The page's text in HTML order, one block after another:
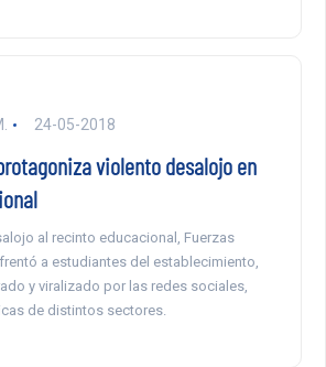
24-05-2018
violento desalojo en
al recinto educacional, Fuerzas
a estudiantes del establecimiento,
y viralizado por las redes sociales,
de distintos sectores.